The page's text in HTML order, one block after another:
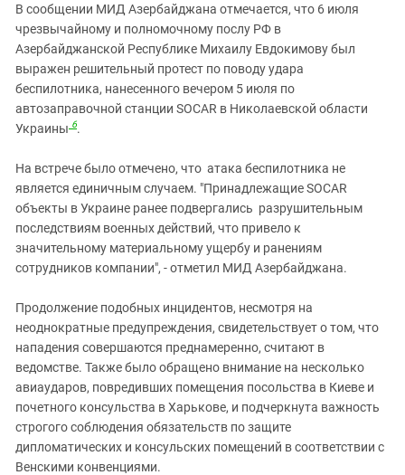
В сообщении МИД Азербайджана отмечается, что 6 июля
чрезвычайному и полномочному послу РФ в
Азербайджанской Республике Михаилу Евдокимову был
выражен решительный протест по поводу удара
беспилотника, нанесенного вечером 5 июля по
автозаправочной станции SOCAR в Николаевской области
Украины 6.
На встрече было отмечено, что атака беспилотника не
является единичным случаем. "Принадлежащие SOCAR
объекты в Украине ранее подвергались разрушительным
последствиям военных действий, что привело к
значительному материальному ущербу и ранениям
сотрудников компании", - отметил МИД Азербайджана.
Продолжение подобных инцидентов, несмотря на
неоднократные предупреждения, свидетельствует о том, что
нападения совершаются преднамеренно, считают в
ведомстве. Также было обращено внимание на несколько
авиаударов, повредивших помещения посольства в Киеве и
почетного консульства в Харькове, и подчеркнута важность
строгого соблюдения обязательств по защите
дипломатических и консульских помещений в соответствии с
Венскими конвенциями.